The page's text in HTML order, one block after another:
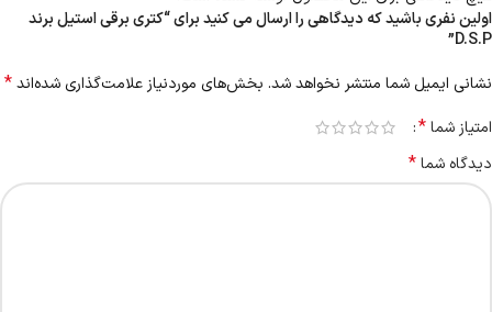
اولین نفری باشید که دیدگاهی را ارسال می کنید برای “کتری برقی استیل برند
D.S.P”
نشانی ایمیل شما منتشر نخواهد شد. بخش‌های موردنیاز علامت‌گذاری شده‌اند*
امتیاز شما*
دیدگاه شما*